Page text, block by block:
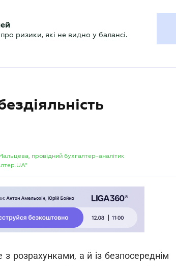
ризики, які не видно у балансі.
провідний бухгалтер-аналітик
розрахунками, а й із безпосереднім